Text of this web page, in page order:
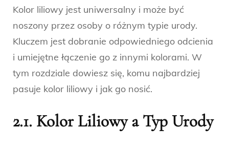
Kolor liliowy jest uniwersalny i może być
noszony przez osoby o różnym typie urody.
Kluczem jest dobranie odpowiedniego odcienia
i umiejętne łączenie go z innymi kolorami. W
tym rozdziale dowiesz się, komu najbardziej
pasuje kolor liliowy i jak go nosić.
2.1. Kolor Liliowy a Typ Urody